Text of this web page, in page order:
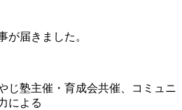
が届きました。
じ塾主催・育成会共催、コミュニ
による